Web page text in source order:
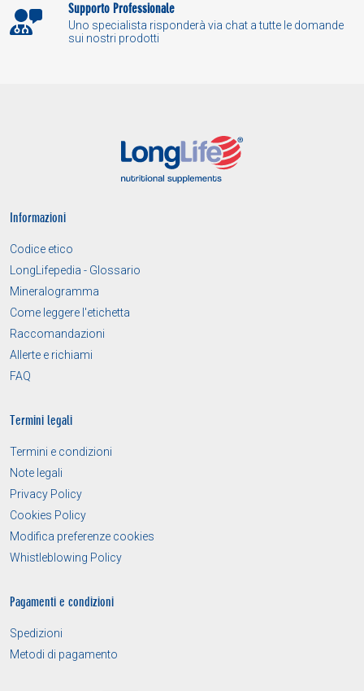
Supporto Professionale
Uno specialista risponderà via chat a tutte le domande
sui nostri prodotti
Informazioni
Codice etico
LongLifepedia - Glossario
Mineralogramma
Come leggere l'etichetta
Raccomandazioni
Allerte e richiami
FAQ
Termini legali
Termini e condizioni
Note legali
Privacy Policy
Cookies Policy
Modifica preferenze cookies
Whistleblowing Policy
Pagamenti e condizioni
Spedizioni
Metodi di pagamento